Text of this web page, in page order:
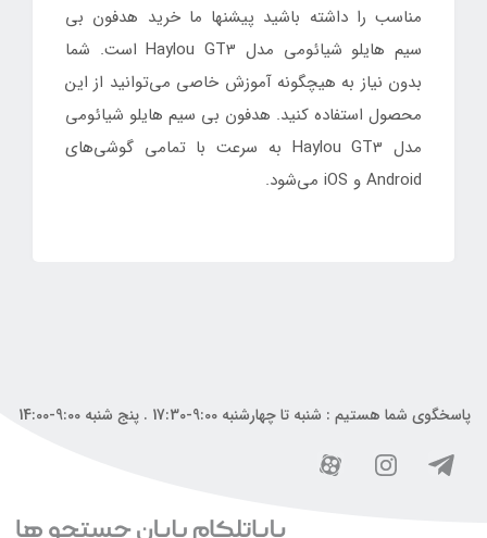
مناسب را داشته باشید پیشنها ما خرید هدفون بی
سیم هایلو شیائومی مدل Haylou GT3 است. شما
بدون نیاز به هیچگونه آموزش خاصی می‌توانید از این
محصول استفاده کنید. هدفون بی سیم هایلو شیائومی
مدل Haylou GT3 به سرعت با تمامی گوشی‌های
Android و iOS می‌شود.
پاسخگوی شما هستیم : شنبه تا چهارشنبه 9:00-17:30 . پنج شنبه 9:00-14:00